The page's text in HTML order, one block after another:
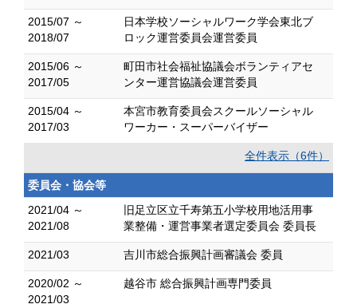
2015/07 ～
2018/07
日本学校ソーシャルワーク学会東北ブ
ロック運営委員会運営委員
2015/06 ～
2017/05
町田市社会福祉協議会ボランティアセ
ンター運営協議会運営委員
2015/04 ～
2017/03
本宮市教育委員会スクールソーシャル
ワーカー・スーパーバイザー
全件表示（6件）
委員会・協会等
2021/04 ～
2021/08
旧足立区立千寿第五小学校用地活用事
業整備・運営事業者選定委員会 委員長
2021/03 吉川市総合振興計画審議会 委員
2020/02 ～
2021/03
越谷市 総合振興計画専門委員